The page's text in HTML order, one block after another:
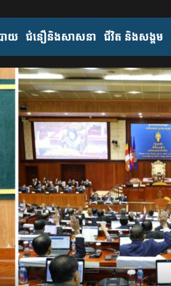
ាយ ជំនឿនិងសាសនា ជីវិត និងសង្គម